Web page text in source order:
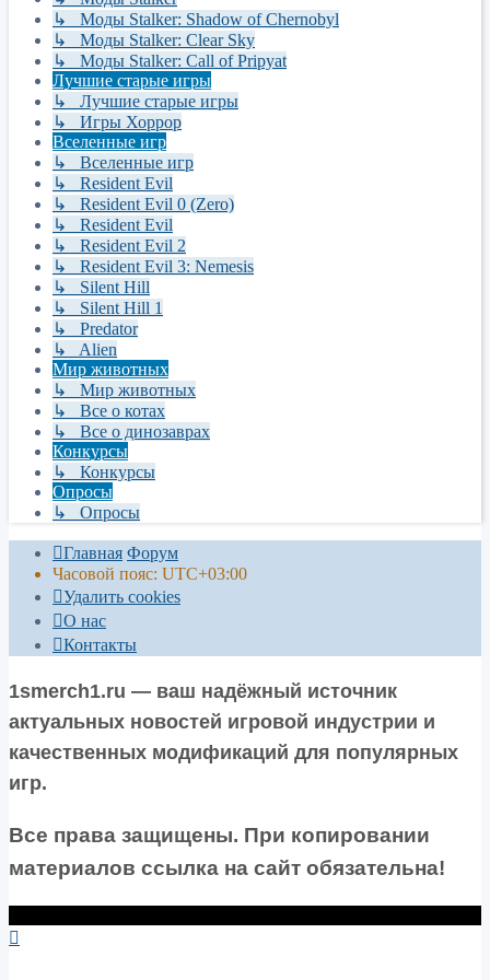
↳ Моды Stalker: Shadow of Chernobyl
↳ Моды Stalker: Clear Sky
↳ Моды Stalker: Call of Pripyat
Лучшие старые игры
↳ Лучшие старые игры
↳ Игры Хоррор
Вселенные игр
↳ Вселенные игр
↳ Resident Evil
↳ Resident Evil 0 (Zero)
↳ Resident Evil
↳ Resident Evil 2
↳ Resident Evil 3: Nemesis
↳ Silent Hill
↳ Silent Hill 1
↳ Predator
↳ Alien
Мир животных
↳ Мир животных
↳ Все о котах
↳ Все о динозаврах
Конкурсы
↳ Конкурсы
Опросы
↳ Опросы
Главная Форум
Часовой пояс: UTC+03:00
Удалить cookies
О нас
Контакты
1smerch1.ru — ваш надёжный источник
актуальных новостей игровой индустрии и
качественных модификаций для популярных
игр.
Все права защищены. При копировании
материалов ссылка на сайт обязательна!